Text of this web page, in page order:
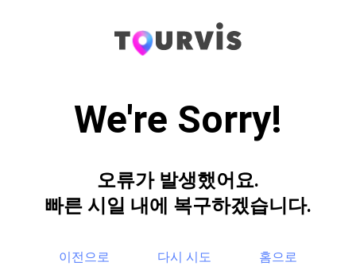
We're Sorry!
오류가 발생했어요.
빠른 시일 내에 복구하겠습니다.
이전으로 다시 시도 홈으로